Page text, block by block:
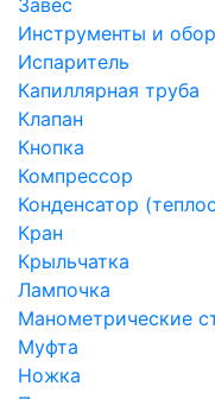
Завес
Инструменты и
Испаритель
Капиллярная труба
Клапан
Кнопка
Компрессор
Конденсатор
Кран
Крыльчатка
Лампочка
Манометрические
Муфта
Ножка